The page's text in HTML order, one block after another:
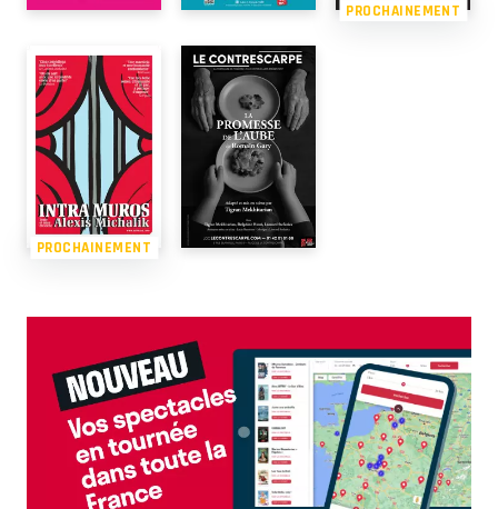
PROCHAINEMENT
PROCHAINEMENT